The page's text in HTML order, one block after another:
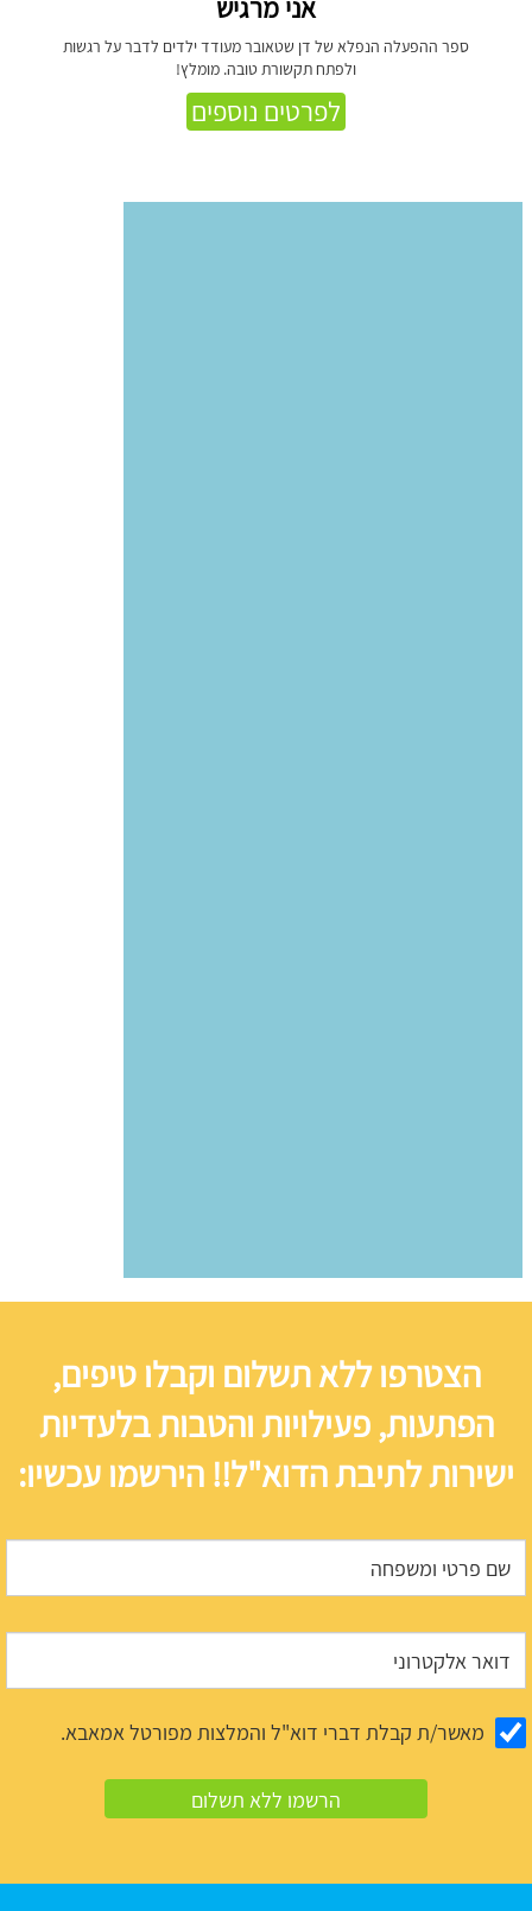
אני מרגיש
ספר ההפעלה הנפלא של דן שטאובר מעודד ילדים לדבר על רגשות
ולפתח תקשורת טובה. מומלץ!
לפרטים נוספים
הצטרפו ללא תשלום וקבלו טיפים,
הפתעות, פעילויות והטבות בלעדיות
ישירות לתיבת הדוא"ל!! הירשמו עכשיו:
מאשר/ת קבלת דברי דוא"ל והמלצות מפורטל אמאבא.